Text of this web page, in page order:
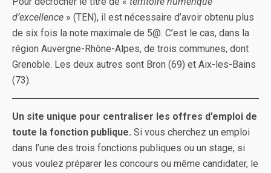
d’excellence » (TEN), il est nécessaire d’avoir obtenu plus
de six fois la note maximale de 5@. C’est le cas, dans la
région Auvergne-Rhône-Alpes, de trois communes, dont
Grenoble. Les deux autres sont Bron (69) et Aix-les-Bains
(73).
Un site unique pour centraliser les offres d’emploi de
toute la fonction publique. Si vous cherchez un emploi
dans l’une des trois fonctions publiques ou un stage, si
vous voulez préparer les concours ou même candidater, le